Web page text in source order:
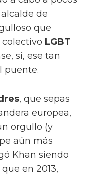
de
que
colectivo LGBT
sí, ese tan
puente.
, que sepas
europea,
orgullo (y
aún más
Khan siendo
en 2013,